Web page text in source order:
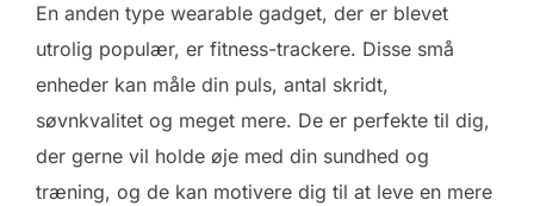
En anden type wearable gadget, der er blevet
utrolig populær, er fitness-trackere. Disse små
enheder kan måle din puls, antal skridt,
søvnkvalitet og meget mere. De er perfekte til dig,
der gerne vil holde øje med din sundhed og
træning, og de kan motivere dig til at leve en mere